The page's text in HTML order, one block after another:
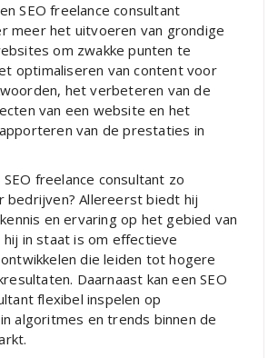
SEO freelance consultant
meer het uitvoeren van grondige
om zwakke punten te
optimaliseren van content voor
het verbeteren van de
van een website en het
van de prestaties in
freelance consultant zo
bedrijven? Allereerst biedt hij
en ervaring op het gebied van
hij in staat is om effectieve
die leiden tot hogere
Daarnaast kan een SEO
flexibel inspelen op
algoritmes en trends binnen de